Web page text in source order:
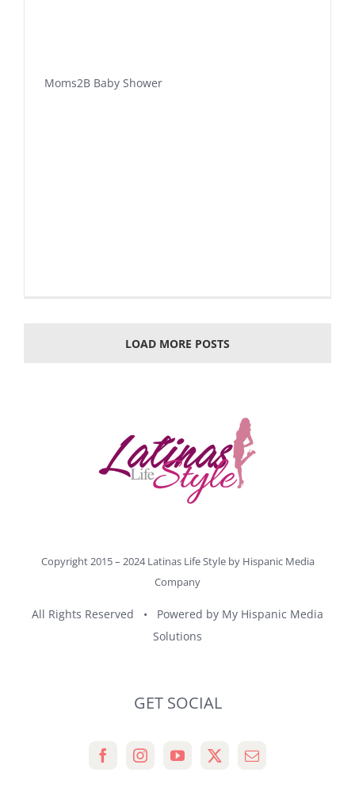
Moms2B Baby Shower
LOAD MORE POSTS
Copyright 2015 – 2024 Latinas Life Style by Hispanic Media
Company
All Rights Reserved • Powered by My Hispanic Media
Solutions
GET SOCIAL